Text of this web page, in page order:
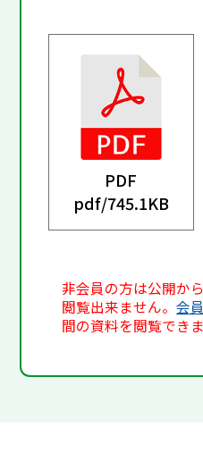
PDF
pdf/745.1KB
非会員の方は公開か
閲覧出来ません。会
間の資料を閲覧できま